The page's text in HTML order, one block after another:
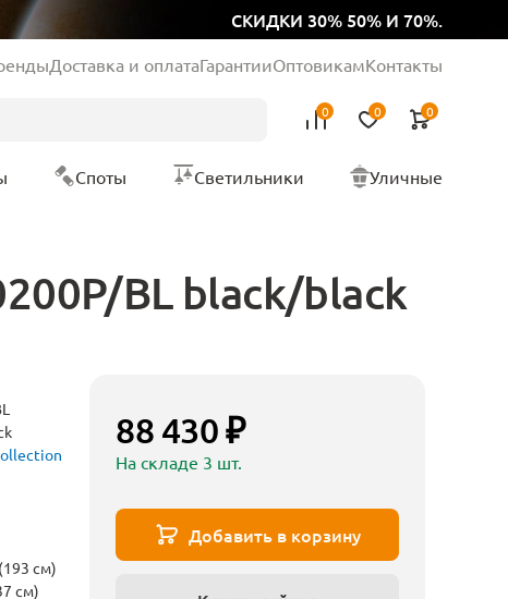
СКИДКИ 30% 50% И 70%.
Доставка и оплатаГарантииОптовикамКонтакты
0 0 0
Споты Светильники Уличные
BL black/black
см)
см)
88 430 ₽
На складе 3 шт.
Добавить в корзину